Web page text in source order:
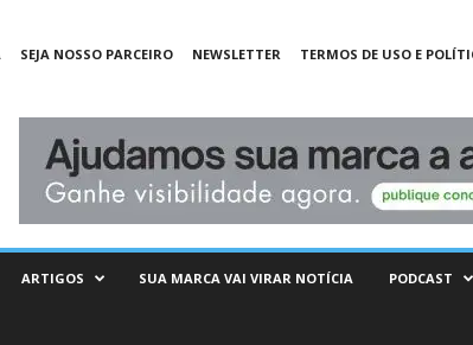
SEJA NOSSO PARCEIRO NEWSLETTER TERMOS DE USO E
ARTIGOS SUA MARCA VAI VIRAR NOTÍCIA PODCAST